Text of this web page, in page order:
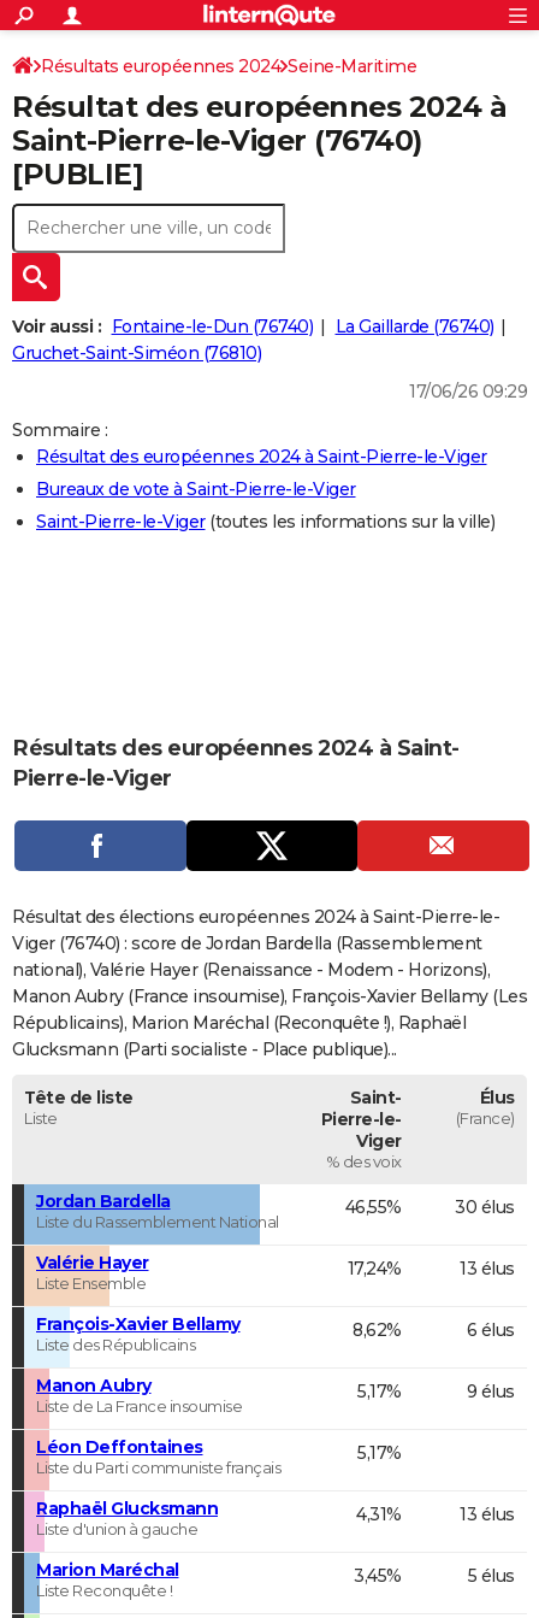
ACTUALITÉS
Politique
Société
Faits Divers
Education
Monde
Villes
+
SPORT
Coupe du monde 2026
Football
Tennis
Cyclisme
Rugby
Forum
CULTURE
Programme TV
TNT
Streaming
Cinéma
Sorties cinéma
Musique
+FINANCE
Retraite
Impôts
Epargne
Immobilier
Risques naturels par ville
Banque
Assurance
CréditAUTO
Essais
Réserver un essai
Citadines
Berlines
SUV
Forum auto
+HIGH-TECH
Mobiles
Meilleur smartphone
Internet
Ordinateurs
Jeux vidéo
Guide high-tech
+
BRICOLAGE
Forum
Aménagement intérieur
Extérieur
Cuisine
Salle de bains
Jardinage
Rangement
+
LIFESTYLE
Art de vivre
Bien-être
Loisirs
Mode
Modes de vie
SANTE
Alimentation
Guide de la santé
Maladies
Médicaments
Sommeil
VOYAGE
Carte de Noël
Carte Bonne année
Carte Saint-Valentin
Carte Pâques
Carte d'anniversaire
COPAINS D'AVANT
AVIS DE DÉCÈS
FORUM
Bricolage
Lifestyle
Culture
Sport
Auto
Television
Voyage
Cinema
Rechercher
S'inscrire
Connexion
Résultats européennes 2024 Seine-Maritime
Résultat des européennes 2024 à
Saint-Pierre-le-Viger (76740)
[PUBLIE]
Voir aussi : Fontaine-le-Dun (76740)
La Gaillarde (76740)
Gruchet-Saint-Siméon (76810)
17/06/26 09:29
Sommaire :
Résultat des européennes 2024 à Saint-Pierre-le-Viger
Bureaux de vote à Saint-Pierre-le-Viger
Saint-Pierre-le-Viger(toutes les informations sur la ville)
Résultats des européennes 2024 à Saint-
Pierre-le-Viger
Résultat des élections européennes 2024 à Saint-Pierre-le-
Viger (76740) : score de Jordan Bardella (Rassemblement
national), Valérie Hayer (Renaissance - Modem - Horizons),
Manon Aubry (France insoumise), François-Xavier Bellamy (Les
Républicains), Marion Maréchal (Reconquête !), Raphaël
Glucksmann (Parti socialiste - Place publique)...
Tête de liste
Liste
Saint-
Pierre-le-
Viger
% des voix
Élus
(France)
Jordan Bardella
Liste du Rassemblement National
46,55% 30 élus
Valérie Hayer
Liste Ensemble
17,24% 13 élus
François-Xavier Bellamy
Liste des Républicains
8,62% 6 élus
Manon Aubry
Liste de La France insoumise
5,17% 9 élus
Léon Deffontaines
Liste du Parti communiste français
5,17%
Raphaël Glucksmann
Liste d'union à gauche
4,31% 13 élus
Marion Maréchal
Liste Reconquête !
3,45% 5 élus